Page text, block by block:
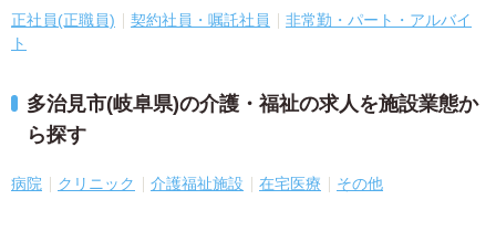
正社員(正職員) 契約社員・嘱託社員
非常勤・パート・アルバイ
ト
多治見市(岐阜県)の介護・福祉の求人を施設業態か
ら探す
病院 クリニック 介護福祉施設 在宅医療 その他